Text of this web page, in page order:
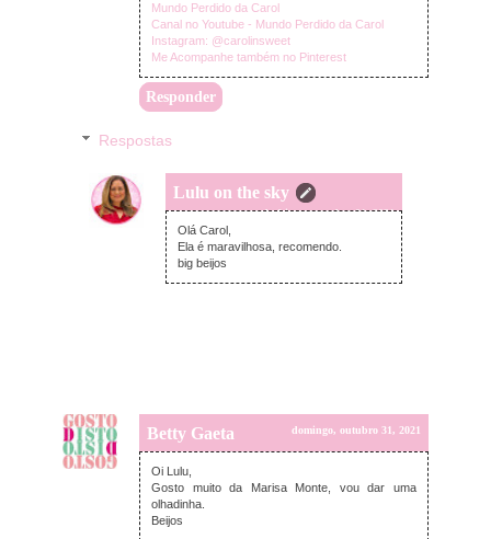
Mundo Perdido da Carol
Canal no Youtube - Mundo Perdido da Carol
Instagram: @carolinsweet
Me Acompanhe também no Pinterest
Responder
Respostas
Lulu on the sky
segunda-feira, novembro 01, 2021
Olá Carol,
Ela é maravilhosa, recomendo.
big beijos
Betty Gaeta domingo, outubro 31, 2021
Oi Lulu,
Gosto muito da Marisa Monte, vou dar uma
olhadinha.
Beijos